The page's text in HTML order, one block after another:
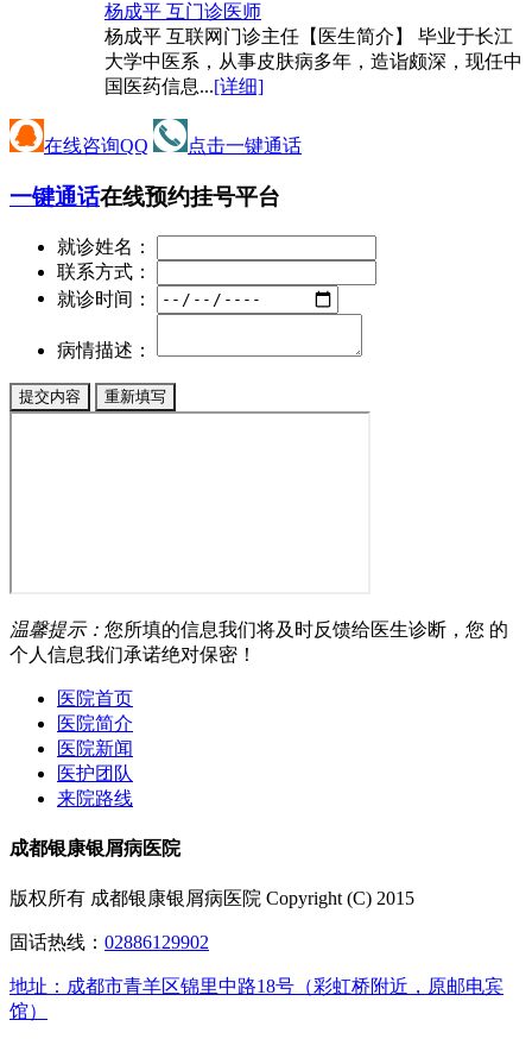
杨成平 互门诊医师
杨成平 互联网门诊主任【医生简介】 毕业于长江
大学中医系，从事皮肤病多年，造诣颇深，现任中
国医药信息...[详细]
在线咨询QQ 点击一键通话
一键通话在线预约挂号平台
就诊姓名：
联系方式：
就诊时间：
病情描述：
温馨提示： 您所填的信息我们将及时反馈给医生诊断，您 的
个人信息我们承诺绝对保密！
医院首页
医院简介
医院新闻
医护团队
来院路线
成都银康银屑病医院
版权所有 成都银康银屑病医院 Copyright (C) 2015
固话热线： 02886129902
地址：成都市青羊区锦里中路18号（彩虹桥附近，原邮电宾
馆）